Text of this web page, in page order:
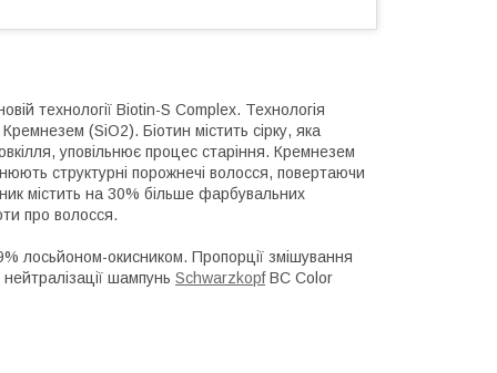
технології Biotin-S Complex. Технологія
(SiO2). Біотин містить сірку, яка
уповільнює процес старіння. Кремнезем
структурні порожнечі волосся, повертаючи
містить на 30% більше фарбувальних
про волосся.
лосьйоном-окисником. Пропорції змішування
шампунь SchwarzkopfBC Color